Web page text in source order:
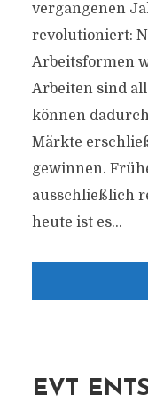
vergangenen
revolutioniert:
Arbeitsformen
Arbeiten sind
können
Märkte
gewinnen.
ausschließlich
heute ist es...
EVT